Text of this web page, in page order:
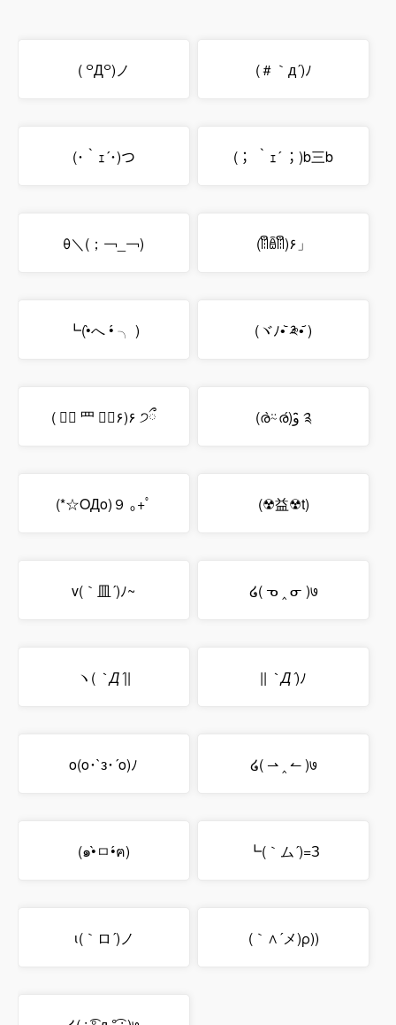
( ꒪Д꒪)ノ (＃｀д´)ﾉ
(･｀ｪ´･)つ (； ｀ｪ´ ；)b三b
θ＼(；￢_￢) (ꈨຶꎁꈨຶ)۶」
┗(•̀へ •́ ╮ ) (ヾﾉ•᷅ ༬•᷄ )
( ⓞ⃘ ⺫ ⓞ⃘۶)۶ ੭ྀ (ര̀⍨ര́)و ̑̑༉
(*☆OДo)９ ｡+ﾟ (☢益☢t)
v(｀皿´)ﾉ~ ໒( ᓀ ‸ ᓂ )७
ヽ(｀Д´|| || ｀Д´)ﾉ
o(o･`з･´o)ﾉ ໒( ⇀ ‸ ↼ )७
(๑•̀ㅁ•́ฅ) ┗(｀ム´)=З
ι(｀ロ´)ノ (｀∧´メ)ρ))